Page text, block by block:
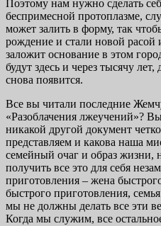
Поэтому нам нужно сделать
беспримесной протоплазме,
может залить в форму, так
рождение и стали новой
заложит основание в этом
будут здесь и через тысячу
снова появится.
Все вы читали последние
«Разоблачения лжеучений»?
никакой другой документ
представляем и какова наша
семейный очаг и образ жизни,
получить все это для себя
приготовления – жена
быстрого приготовления,
мы не должны делать все эти
Когда мы служим, все